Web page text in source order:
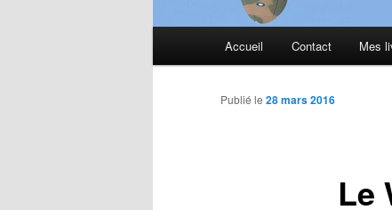
Accueil Contact Mes
Le
Publié le 28 mars 2016